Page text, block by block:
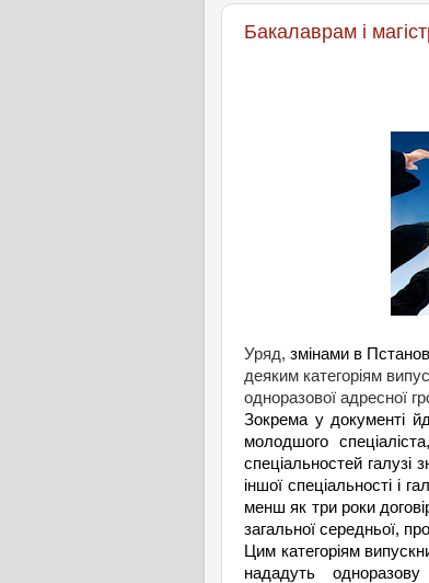
Бакалаврам і
Уряд, змінами в
деяким категоріям
одноразової адресної
Зокрема у документі
молодшого
спеціаліста
спеціальностей галузі
іншої спеціальності і
менш як три роки
загальної середньої,
Цим категоріям
нададуть